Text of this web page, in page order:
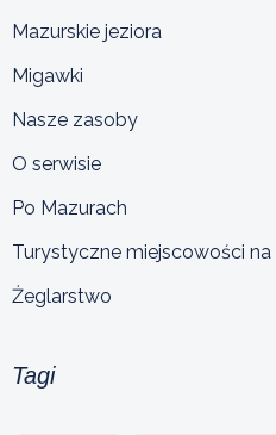
Mazurskie jeziora
Migawki
Nasze zasoby
O serwisie
Po Mazurach
Turystyczne miejscowości na
Żeglarstwo
Tagi